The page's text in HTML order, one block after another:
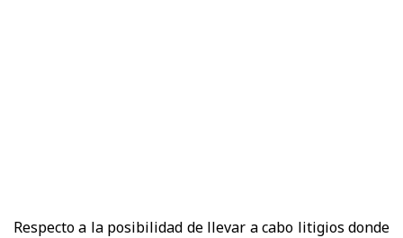
Respecto a la posibilidad de llevar a cabo litigios donde